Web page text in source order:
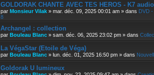
GOLDORAK CHANTE AVEC TES HEROS - K7
par Monsieur Vilak » mar. déc. 09, 2025 00:01 am » dans DVD
8
Archangel : collection
par Bouleau Blanc » sam. déc. 06, 2025 23:02 pm » dans
La VégaStar (Etoile de Véga)
par Bouleau Blanc » lun. déc. 01, 2025 16:50 pm » dans
Goldorak U lumineux